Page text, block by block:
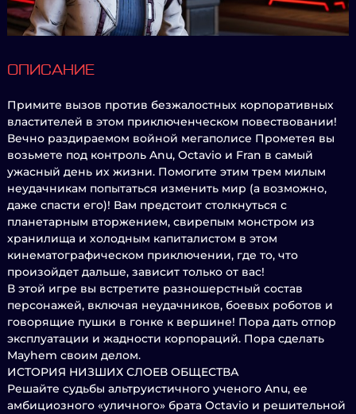
ОПИСАНИЕ
Примите вызов против безжалостных корпоративных
властителей в этом приключенческом повествовании!
Вечно раздираемом войной мегаполисе Прометея вы
возьмете под контроль Anu, Octavio и Fran в самый
ужасный день их жизни. Помогите этим трем милым
неудачникам попытаться изменить мир (а возможно,
даже спасти его)! Вам предстоит столкнуться с
планетарным вторжением, свирепым монстром из
хранилища и холодным капиталистом в этом
кинематографическом приключении, где то, что
произойдет дальше, зависит только от вас!
В этой игре вы встретите разношерстный состав
персонажей, включая неудачников, боевых роботов и
говорящие пушки в гонке к вершине! Пора дать отпор
эксплуатации и жадности корпораций. Пора сделать
Mayhem своим делом.
ИСТОРИЯ НИЗШИХ СЛОЕВ ОБЩЕСТВА
Решайте судьбы альтруистичного ученого Anu, ее
амбициозного «уличного» брата Octavio и решительной